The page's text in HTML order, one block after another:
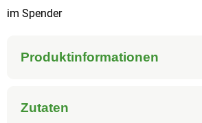
im Spender
Produktinformationen
Zutaten